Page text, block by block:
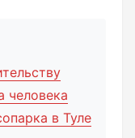
человека
в Туле